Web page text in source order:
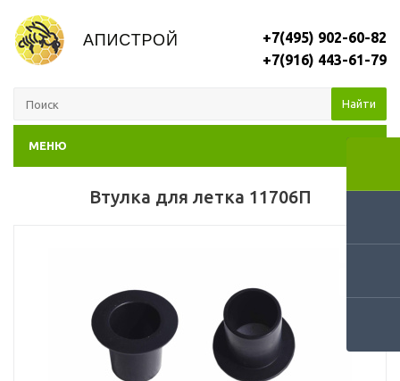
+7(495) 902-60-82
+7(916) 443-61-79
Найти
МЕНЮ
Втулка для летка 11706П